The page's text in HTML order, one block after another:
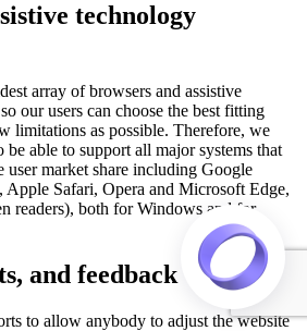
technology
array of browsers and assistive
our users can choose the best fitting
limitations as possible. Therefore, we
able to support all major systems that
user market share including Google
Safari, Opera and Microsoft Edge,
readers), both for Windows and for
and feedback
to allow anybody to adjust the website